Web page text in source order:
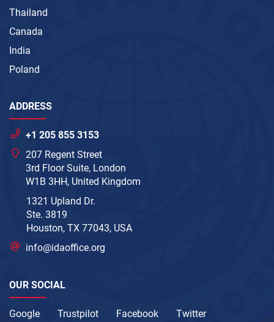
Thailand
Canada
India
Poland
ADDRESS
+1 205 855 3153
207 Regent Street
3rd Floor Suite, London
W1B 3HH, United Kingdom
1321 Upland Dr.
Ste. 3819
Houston, TX 77043, USA
info@idaoffice.org
OUR SOCIAL
Google Trustpilot Facebook
Twitter